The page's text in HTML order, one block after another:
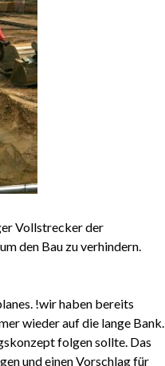
Vollstrecker der
den Bau zu verhindern.
!wir haben bereits
wieder auf die lange Bank.
folgen sollte. Das
und einen Vorschlag für